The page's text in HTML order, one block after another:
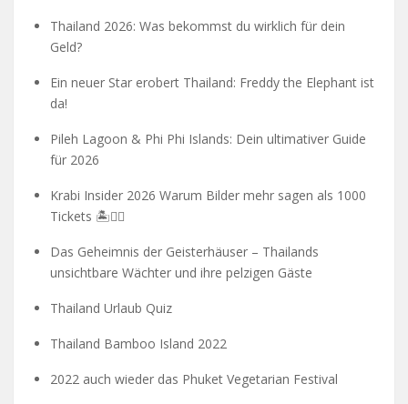
Thailand 2026: Was bekommst du wirklich für dein
Geld?
Ein neuer Star erobert Thailand: Freddy the Elephant ist
da!
Pileh Lagoon & Phi Phi Islands: Dein ultimativer Guide
für 2026
Krabi Insider 2026 Warum Bilder mehr sagen als 1000
Tickets 🏝️🧗‍♂️
Das Geheimnis der Geisterhäuser – Thailands
unsichtbare Wächter und ihre pelzigen Gäste
Thailand Urlaub Quiz
Thailand Bamboo Island 2022
2022 auch wieder das Phuket Vegetarian Festival